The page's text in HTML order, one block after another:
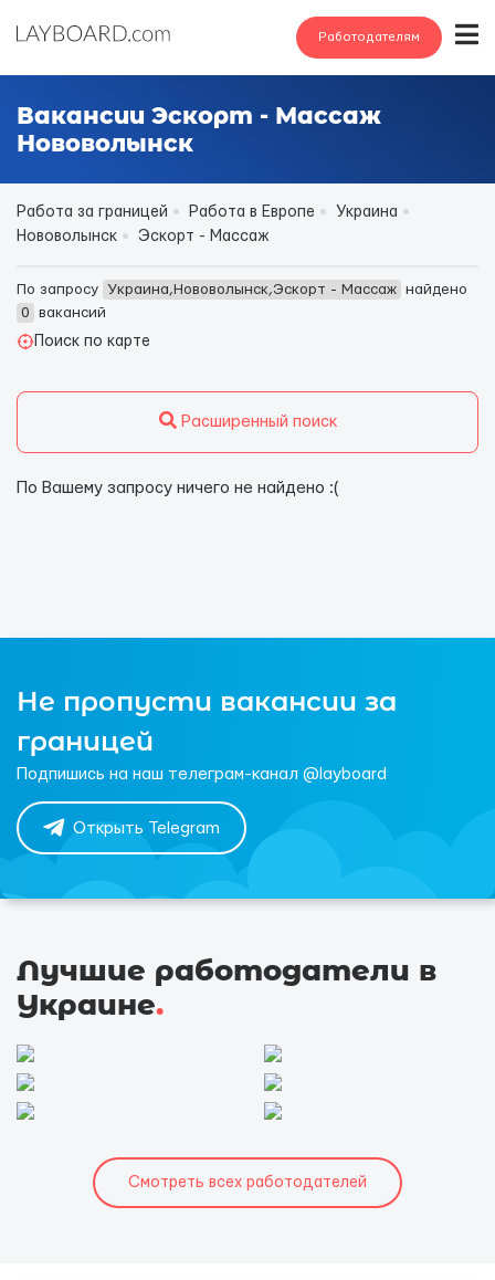
Работодателям
Вакансии Эскорт - Массаж
Нововолынск
Работа за границей Работа в Европе
Украина
Нововолынск
Эскорт - Массаж
По запросу Украина,Нововолынск,Эскорт - Массаж найдено
0
вакансий
Поиск по карте
Расширенный поиск
По Вашему запросу ничего не найдено :(
Не пропусти вакансии за
границей
Подпишись на наш телеграм-канал @layboard
Открыть Telegram
Лучшие работодатели в
Украине.
Смотреть всех работодателей